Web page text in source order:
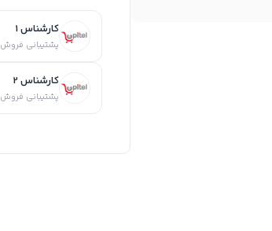
کارشناس 1
پشتیبانی فروش
کارشناس 2
پشتیبانی فروش